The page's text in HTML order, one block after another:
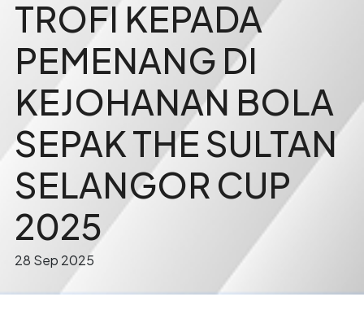
TROFI KEPADA
PEMENANG DI
KEJOHANAN BOLA
SEPAK THE SULTAN
SELANGOR CUP
2025
28 Sep 2025